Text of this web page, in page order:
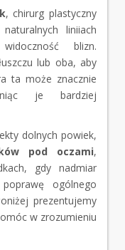
, chirurg plastyczny
liniiach
blizn.
lub oba, aby
ta może znacznie
je bardziej
dolnych powiek,
pod oczami,
gdy nadmiar
ogólnego
prezentujemy
w zrozumieniu